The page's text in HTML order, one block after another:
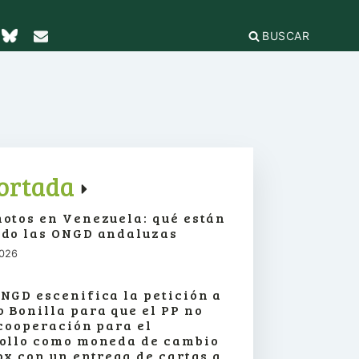
BUSCAR
LA COORDINADORA
la ciudadanía global
Feminista
Antiacoso
de
y
igualdad
en Venezuela: qué están
las ONGD andaluzas
escenifica la petición a
Bonilla para que el PP no
para el
como moneda de cambio
con un entrega de cartas a